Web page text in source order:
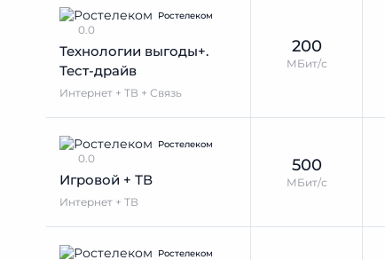
Ростелеком
0.0
Технологии выгоды+.
Тест-драйв
Интернет + ТВ + Связь
200
МБит/с
Ростелеком
0.0
Игровой + ТВ
Интернет + ТВ
500
МБит/с
Ростелеком